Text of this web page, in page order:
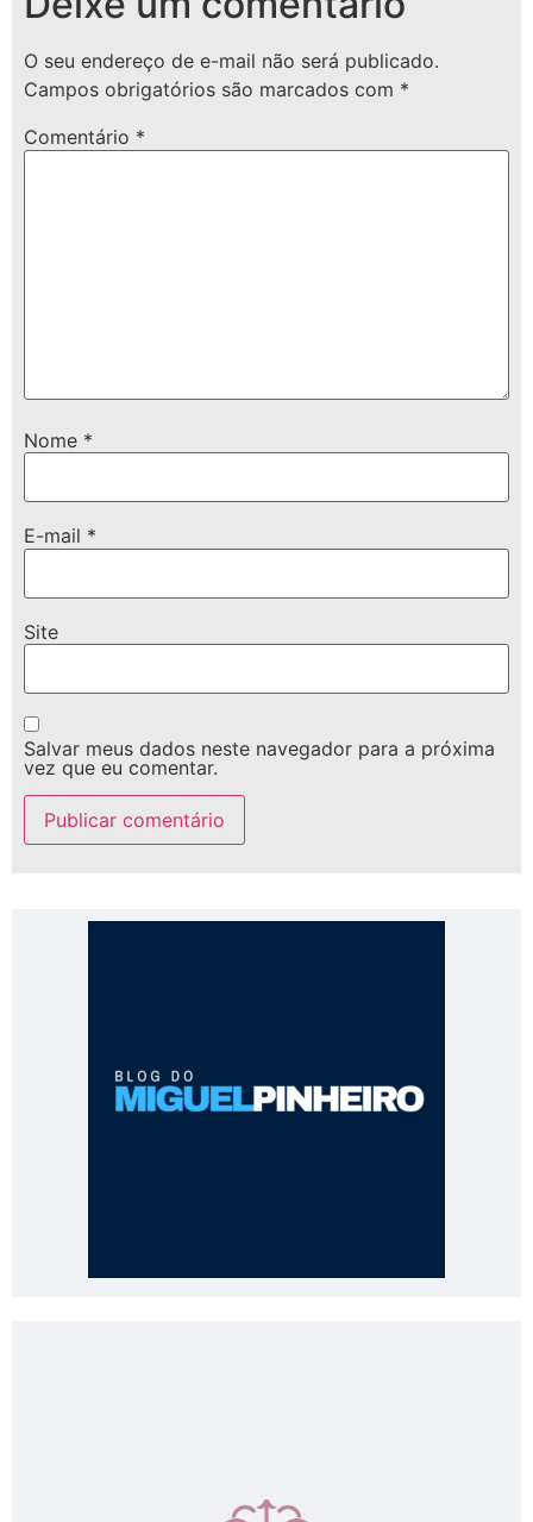
O seu endereço de e-mail não será publicado.
Campos obrigatórios são marcados com *
Comentário *
Nome *
E-mail *
Site
Salvar meus dados neste navegador para a próxima
vez que eu comentar.